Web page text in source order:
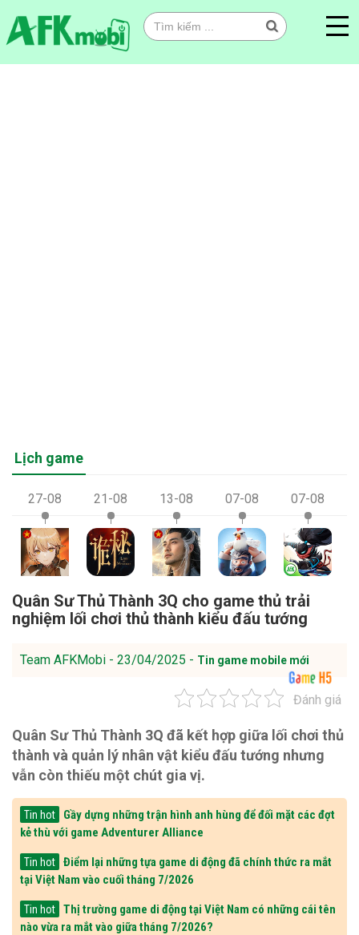
Lịch game
27-08 21-08 13-08 07-08 07-08
Quân Sư Thủ Thành 3Q cho game thủ trải
nghiệm lối chơi thủ thành kiểu đấu tướng
Team AFKMobi - 23/04/2025 - Tin game mobile mới
Đánh giá
Quân Sư Thủ Thành 3Q đã kết hợp giữa lối chơi thủ
thành và quản lý nhân vật kiểu đấu tướng nhưng
vẫn còn thiếu một chút gia vị.
Tin hot
Gầy dựng những trận hình anh hùng để đối mặt các đợt
kẻ thù với game Adventurer Alliance
Tin hot
Điểm lại những tựa game di động đã chính thức ra mắt
tại Việt Nam vào cuối tháng 7/2026
Tin hot
Thị trường game di động tại Việt Nam có những cái tên
nào vừa ra mắt vào giữa tháng 7/2026?